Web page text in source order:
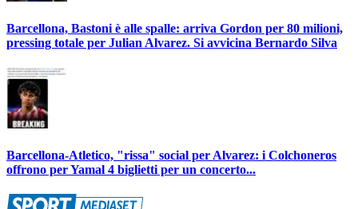
Barcellona, Bastoni è alle spalle: arriva Gordon per 80 milioni,
pressing totale per Julian Alvarez. Si avvicina Bernardo Silva
Barcellona-Atletico, "rissa" social per Alvarez: i Colchoneros
offrono per Yamal 4 biglietti per un concerto...